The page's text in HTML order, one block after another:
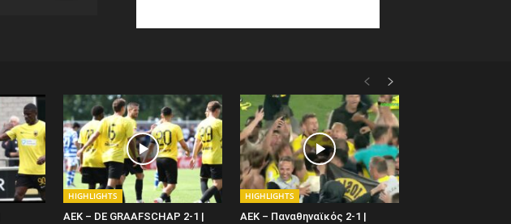
HIGHLIGHTS
AEK – DE GRAAFSCHAP 2-1 |
HIGHLIGHTS
AEK – Παναθηναϊκός 2-1 |